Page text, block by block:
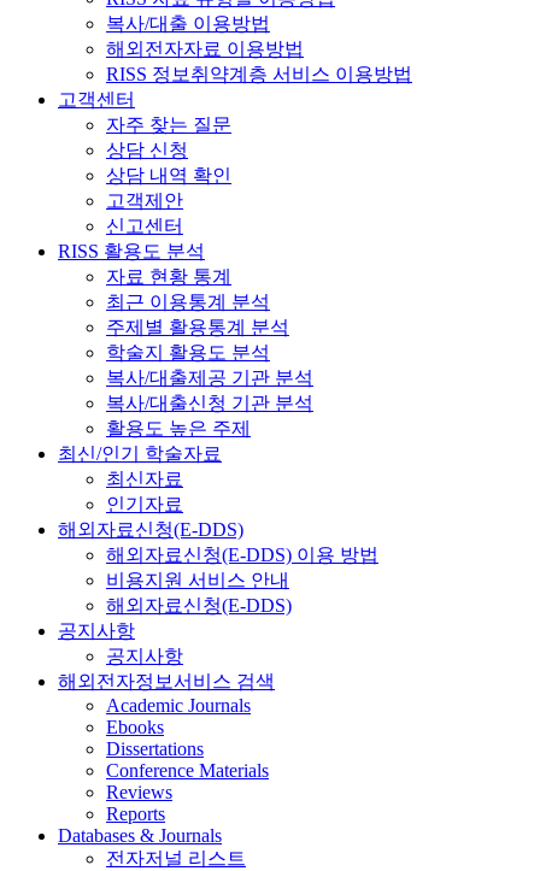
복사/대출 이용방법
해외전자자료 이용방법
RISS 정보취약계층 서비스 이용방법
고객센터
자주 찾는 질문
상담 신청
상담 내역 확인
고객제안
신고센터
RISS 활용도 분석
자료 현황 통계
최근 이용통계 분석
주제별 활용통계 분석
학술지 활용도 분석
복사/대출제공 기관 분석
복사/대출신청 기관 분석
활용도 높은 주제
최신/인기 학술자료
최신자료
인기자료
해외자료신청(E-DDS)
해외자료신청(E-DDS) 이용 방법
비용지원 서비스 안내
해외자료신청(E-DDS)
공지사항
공지사항
해외전자정보서비스 검색
Academic Journals
Ebooks
Dissertations
Conference Materials
Reviews
Reports
Databases & Journals
전자저널 리스트